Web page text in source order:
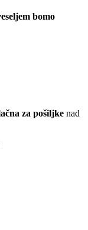
bomo
za pošiljke nad